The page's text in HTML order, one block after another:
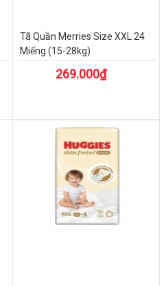
Tã Quần Merries Size XXL 24
Miếng (15-28kg)
269.000₫